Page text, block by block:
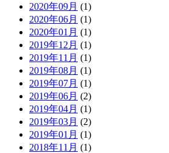
2020年09月 (1)
2020年06月 (1)
2020年01月 (1)
2019年12月 (1)
2019年11月 (1)
2019年08月 (1)
2019年07月 (1)
2019年06月 (2)
2019年04月 (1)
2019年03月 (2)
2019年01月 (1)
2018年11月 (1)